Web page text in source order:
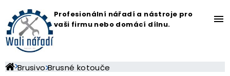
Profesionální nářadí a nástroje pro
vaši firmu nebo domácí dílnu.
Brusivo Brusné kotouče
menu